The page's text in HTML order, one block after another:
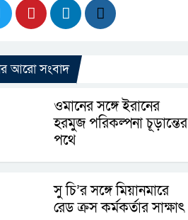
আরো সংবাদ
ওমানের সঙ্গে ইরানের
হরমুজ পরিকল্পনা চূড়ান্তের
পথে
সু চি’র সঙ্গে মিয়ানমারে
রেড ক্রস কর্মকর্তার সাক্ষাৎ